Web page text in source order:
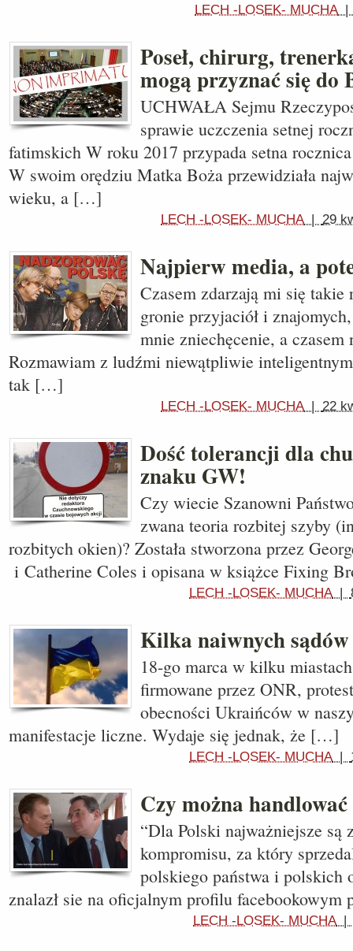
LECH -LOSEK- MUCHA
Poseł, chirurg,
mogą przyznać się do
UCHWAŁA Sejmu
sprawie uczczenia setnej
fatimskich W roku 2017 przypada setna
W swoim orędziu Matka Boża przewidziała
wieku, a […]
LECH -LOSEK- MUCHA| 29
Najpierw media, a
Czasem zdarzają mi się
gronie przyjaciół i
mnie zniechęcenie, a czasem
Rozmawiam z ludźmi niewątpliwie
tak […]
LECH -LOSEK- MUCHA| 22
Dość tolerancji dla
znaku GW!
Czy wiecie Szanowni
zwana teoria rozbitej szyby
rozbitych okien)? Została stworzona przez
i Catherine Coles i opisana w książce Fixing
LECH -LOSEK- MUCHA|
Kilka naiwnych sądów
18-go marca w kilku
firmowane przez ONR,
obecności Ukraińców w
manifestacje liczne. Wydaje się jednak, że […]
LECH -LOSEK- MUCHA|
Czy można
“Dla Polski najważniejsze są
kompromisu, za który
polskiego państwa i
znalazł sie na oficjalnym profilu
LECH -LOSEK- MUCHA